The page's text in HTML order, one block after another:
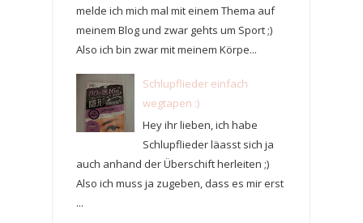
melde ich mich mal mit einem Thema auf
meinem Blog und zwar gehts um Sport ;)
Also ich bin zwar mit meinem Körpe...
Schlupflieder einfach
wegtapen :)
Hey ihr lieben, ich habe
Schlupflieder läasst sich ja
auch anhand der Überschift herleiten ;)
Also ich muss ja zugeben, dass es mir erst
...